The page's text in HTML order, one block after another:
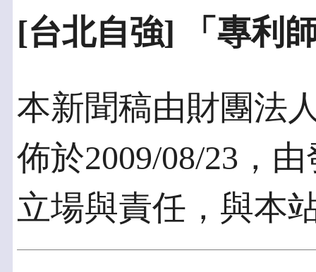
[台北自強] 「專利
本新聞稿由財團法
佈於2009/08/23，
立場與責任，與本